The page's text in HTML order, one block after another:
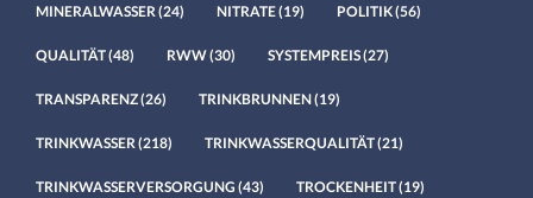
MINERALWASSER(24) NITRATE(19) POLITIK(56)
QUALITÄT(48) RWW(30) SYSTEMPREIS(27)
TRANSPARENZ(26) TRINKBRUNNEN(19)
TRINKWASSER(218) TRINKWASSERQUALITÄT(21)
TRINKWASSERVERSORGUNG (43) TROCKENHEIT(19)